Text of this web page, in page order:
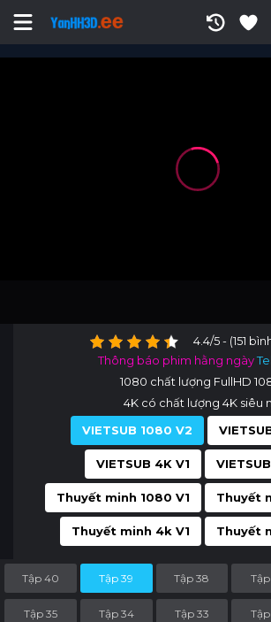
4.4/5 - (151
Thông báo phim hằng ngày
1080 chất lượng FullHD
4K có chất lượng 4K siêu
VIETSUB 1080 V2
VIETSUB 4K V1
Thuyết minh 1080 V1 Thuyết
Thuyết minh 4k V1 Thuyết
Tập 40 Tập 39 Tập 38
Tập 35 Tập 34 Tập 33